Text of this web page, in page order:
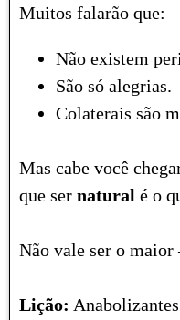
Muitos falarão que:
Não existem
São só alegrias.
Colaterais são
Mas cabe você
que ser natural é o
Não vale ser o maior
Lição: